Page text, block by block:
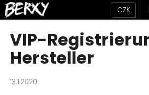
Přejít
na
obsah
CZK
VIP-
Hersteller
13.1.2020
K
o
C
o
p